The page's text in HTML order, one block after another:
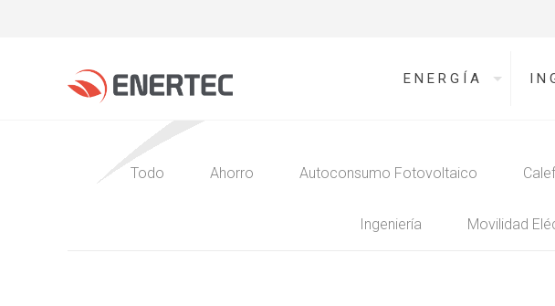
ENERGÍA
Todo Ahorro Autoconsumo Fotovoltaico
Ingeniería Movilidad